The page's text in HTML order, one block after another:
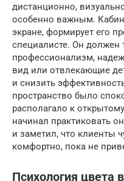
дистанционно,
особенно важным.
экране, формирует его
специалисте. Он должен
профессионализм,
вид или отвлекающие
и снизить
пространство было
располагало к
начинал практиковать
и заметил, что клиенты
комфортно, пока не
Психология цвета